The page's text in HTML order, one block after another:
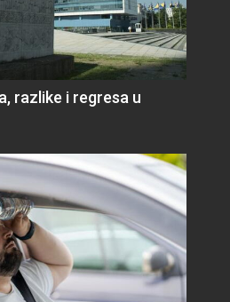
razlike i regresa u